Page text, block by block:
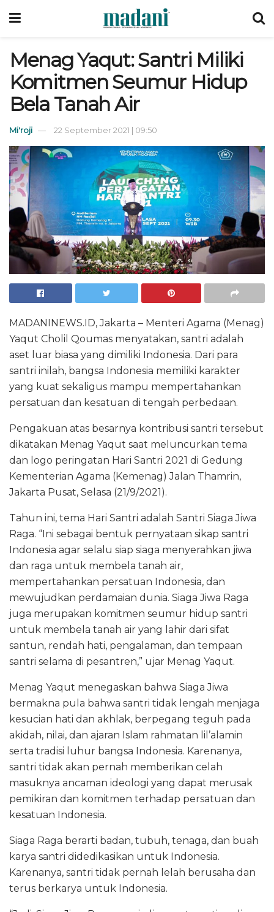
Menag Yaqut: Santri Miliki
Komitmen Seumur Hidup
Bela Tanah Air
Mi'roji 22 September 2021 | 09:50
MADANINEWS.ID, Jakarta – Menteri Agama (Menag)
Yaqut Cholil Qoumas menyatakan, santri adalah
aset luar biasa yang dimiliki Indonesia. Dari para
santri inilah, bangsa Indonesia memiliki karakter
yang kuat sekaligus mampu mempertahankan
persatuan dan kesatuan di tengah perbedaan.
Pengakuan atas besarnya kontribusi santri tersebut
dikatakan Menag Yaqut saat meluncurkan tema
dan logo peringatan Hari Santri 2021 di Gedung
Kementerian Agama (Kemenag) Jalan Thamrin,
Jakarta Pusat, Selasa (21/9/2021).
Tahun ini, tema Hari Santri adalah Santri Siaga Jiwa
Raga. “Ini sebagai bentuk pernyataan sikap santri
Indonesia agar selalu siap siaga menyerahkan jiwa
dan raga untuk membela tanah air,
mempertahankan persatuan Indonesia, dan
mewujudkan perdamaian dunia. Siaga Jiwa Raga
juga merupakan komitmen seumur hidup santri
untuk membela tanah air yang lahir dari sifat
santun, rendah hati, pengalaman, dan tempaan
santri selama di pesantren,” ujar Menag Yaqut.
Menag Yaqut menegaskan bahwa Siaga Jiwa
bermakna pula bahwa santri tidak lengah menjaga
kesucian hati dan akhlak, berpegang teguh pada
akidah, nilai, dan ajaran Islam rahmatan lil’alamin
serta tradisi luhur bangsa Indonesia. Karenanya,
santri tidak akan pernah memberikan celah
masuknya ancaman ideologi yang dapat merusak
pemikiran dan komitmen terhadap persatuan dan
kesatuan Indonesia.
Siaga Raga berarti badan, tubuh, tenaga, dan buah
karya santri didedikasikan untuk Indonesia.
Karenanya, santri tidak pernah lelah berusaha dan
terus berkarya untuk Indonesia.